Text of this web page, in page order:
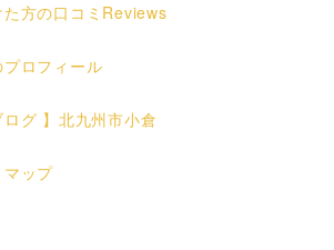
方の口コミReviews
ロフィール
ログ 】北九州市小倉
ップ